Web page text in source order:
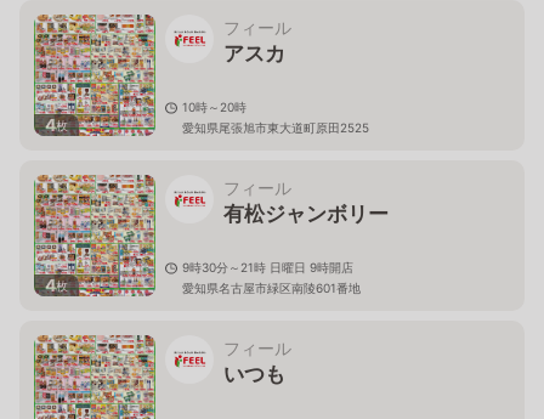
4枚
フィール
アスカ
10時～20時
愛知県尾張旭市東大道町原田2525
4枚
フィール
有松ジャンボリー
9時30分～21時 日曜日 9時開店
愛知県名古屋市緑区南陵601番地
フィール
いつも